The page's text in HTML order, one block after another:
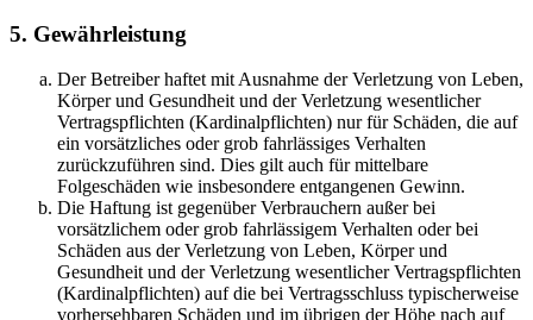
5. Gewährleistung
Der Betreiber haftet mit Ausnahme der Verletzung von Leben,
Körper und Gesundheit und der Verletzung wesentlicher
Vertragspflichten (Kardinalpflichten) nur für Schäden, die auf
ein vorsätzliches oder grob fahrlässiges Verhalten
zurückzuführen sind. Dies gilt auch für mittelbare
Folgeschäden wie insbesondere entgangenen Gewinn.
Die Haftung ist gegenüber Verbrauchern außer bei
vorsätzlichem oder grob fahrlässigem Verhalten oder bei
Schäden aus der Verletzung von Leben, Körper und
Gesundheit und der Verletzung wesentlicher Vertragspflichten
(Kardinalpflichten) auf die bei Vertragsschluss typischerweise
vorhersehbaren Schäden und im übrigen der Höhe nach auf